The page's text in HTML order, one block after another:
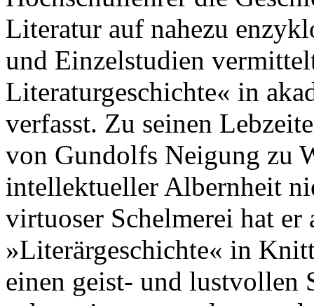
Literatur auf nahezu
und Einzelstudien
Literaturgeschichte« in
verfasst. Zu seinen
von Gundolfs Neigung zu
intellektueller Albernheit
virtuoser Schelmerei hat er
»Literärgeschichte« in
einen geist- und lustvollen